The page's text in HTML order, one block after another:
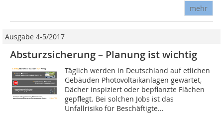
mehr
Ausgabe 4-5/2017
Absturzsicherung – Planung ist wichtig
Täglich werden in Deutschland auf etlichen
Gebäuden Photovoltaikanlagen gewartet,
Dächer inspiziert oder bepflanzte Flächen
gepflegt. Bei solchen Jobs ist das
Unfallrisiko für Beschäftigte...